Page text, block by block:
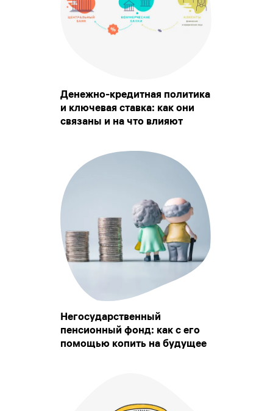
Денежно-кредитная политика
и ключевая ставка: как они
связаны и на что влияют
Негосударственный
пенсионный фонд: как с его
помощью копить на будущее